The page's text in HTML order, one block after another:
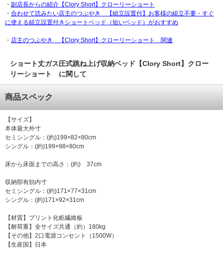
・ 副店長からの紹介【Clory Short】クローリーショート
・ 合わせて読みたい店主のつぶやき 【組立設置付】お客様の組立不要・すぐ
に使える組立設置付きショートベッド（短いベッド）がおすすめ
・ 店主のつぶやき 【Clory Short】クローリーショート 関連
ショート丈ガス圧式跳ね上げ収納ベッド【Clory Short】クロー
リーショート に関して
商品スペック
【サイズ】
本体最大外寸
セミシングル：(約)199×82×80cm
シングル：(約)199×98×80cm
床から床面までの高さ：(約) 37cm
収納部有効内寸
セミシングル：(約)171×77×31cm
シングル：(約)171×92×31cm
【材質】プリント化粧繊維板
【耐荷重】全サイズ共通（約）180kg
【その他】2口電源コンセント（1500W）
【生産国】日本